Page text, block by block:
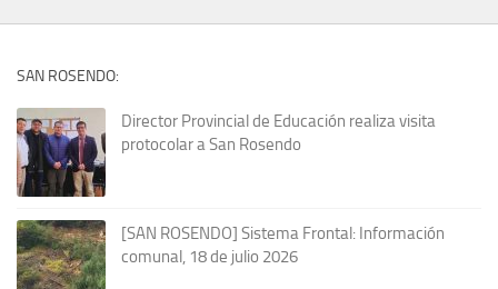
SAN ROSENDO:
Director Provincial de Educación realiza visita
protocolar a San Rosendo
[SAN ROSENDO] Sistema Frontal: Información
comunal, 18 de julio 2026